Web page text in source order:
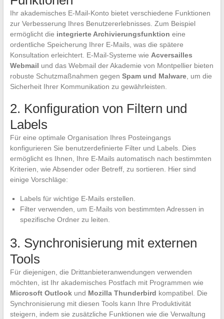
Ihr akademisches E-Mail-Konto bietet verschiedene Funktionen
zur Verbesserung Ihres Benutzererlebnisses. Zum Beispiel
ermöglicht die integrierte Archivierungsfunktion eine
ordentliche Speicherung Ihrer E-Mails, was die spätere
Konsultation erleichtert. E-Mail-Systeme wie Acversailles
Webmail und das Webmail der Akademie von Montpellier bieten
robuste Schutzmaßnahmen gegen Spam und Malware, um die
Sicherheit Ihrer Kommunikation zu gewährleisten.
2. Konfiguration von Filtern und
Labels
Für eine optimale Organisation Ihres Posteingangs
konfigurieren Sie benutzerdefinierte Filter und Labels. Dies
ermöglicht es Ihnen, Ihre E-Mails automatisch nach bestimmten
Kriterien, wie Absender oder Betreff, zu sortieren. Hier sind
einige Vorschläge:
Labels für wichtige E-Mails erstellen.
Filter verwenden, um E-Mails von bestimmten Adressen in
spezifische Ordner zu leiten.
3. Synchronisierung mit externen
Tools
Für diejenigen, die Drittanbieteranwendungen verwenden
möchten, ist Ihr akademisches Postfach mit Programmen wie
Microsoft Outlookund Mozilla Thunderbird kompatibel. Die
Synchronisierung mit diesen Tools kann Ihre Produktivität
steigern, indem sie zusätzliche Funktionen wie die Verwaltung